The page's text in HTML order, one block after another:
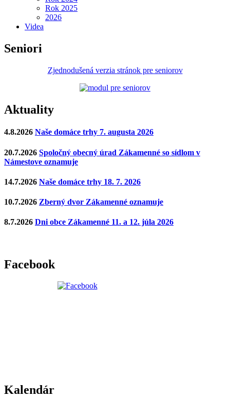
Rok 2025
2026
Videa
Seniori
Zjednodušená verzia stránok pre seniorov
Aktuality
4.8.2026 Naše domáce trhy 7. augusta 2026
20.7.2026 Spoločný obecný úrad Zákamenné so sídlom v
Námestove oznamuje
14.7.2026 Naše domáce trhy 18. 7. 2026
10.7.2026 Zberný dvor Zákamenné oznamuje
8.7.2026 Dni obce Zákamenné 11. a 12. júla 2026
Facebook
Kalendár